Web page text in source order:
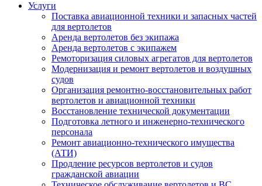
Услуги
Поставка авиационной техники и запасных частей
для вертолетов
Аренда вертолетов без экипажа
Аренда вертолетов с экипажем
Ремоторизация силовых агрегатов для вертолетов
Модернизация и ремонт вертолетов и воздушных
судов
Организация ремонтно-восстановительных работ
вертолетов и авиационной техники
Восстановление технической документации
Подготовка летного и инженерно-технического
персонала
Ремонт авиационно-технического имущества
(АТИ)
Продление ресурсов вертолетов и судов
гражданской авиации